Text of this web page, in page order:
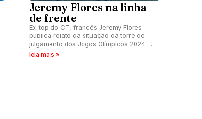
Jeremy Flores na linha
de frente
Ex-top do CT, francês Jeremy Flores
publica relato da situação da torre de
julgamento dos Jogos Olímpicos 2024 em
Teahupoo, Taiti.
leia mais »